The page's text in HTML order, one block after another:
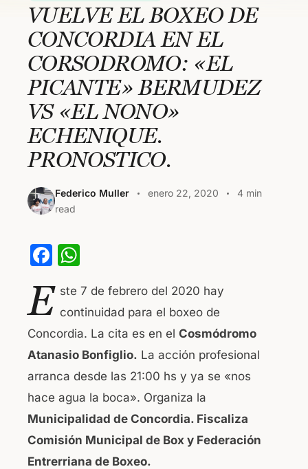
VUELVE EL BOXEO DE
CONCORDIA EN EL
CORSODROMO: «EL
PICANTE» BERMUDEZ
VS «EL NONO»
ECHENIQUE.
PRONOSTICO.
Federico Muller enero 22, 2020
4 min
read
F
c
e
b
o
o
k
at
s
A
p
p
E ste 7 de febrero del 2020 hay
continuidad para el boxeo de
Concordia. La cita es en el Cosmódromo
Atanasio Bonfiglio. La acción profesional
arranca desde las 21:00 hs y ya se «nos
hace agua la boca». Organiza la
Municipalidad de Concordia. Fiscaliza
Comisión Municipal de Box y Federación
Entrerriana de Boxeo.